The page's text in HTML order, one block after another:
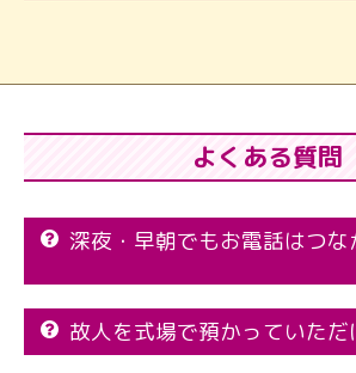
よくある質問
深夜・早朝でもお電話はつな
故人を式場で預かっていただ